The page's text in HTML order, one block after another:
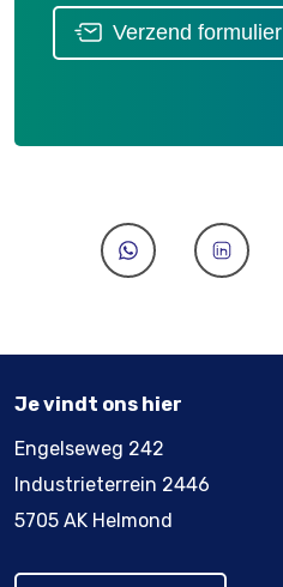
Verzend formulier
Je vindt ons hier
Engelseweg 242
Industrieterrein 2446
5705 AK Helmond